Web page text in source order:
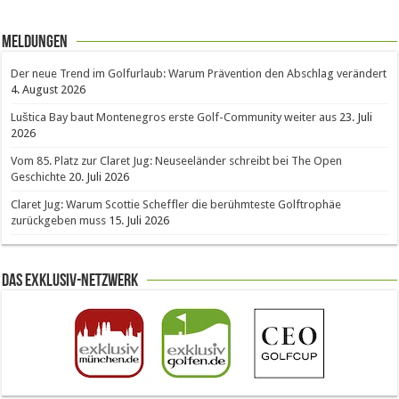
Meldungen
Der neue Trend im Golfurlaub: Warum Prävention den Abschlag verändert
4. August 2026
Luštica Bay baut Montenegros erste Golf-Community weiter aus 23. Juli
2026
Vom 85. Platz zur Claret Jug: Neuseeländer schreibt bei The Open
Geschichte 20. Juli 2026
Claret Jug: Warum Scottie Scheffler die berühmteste Golftrophäe
zurückgeben muss 15. Juli 2026
Das Exklusiv-Netzwerk